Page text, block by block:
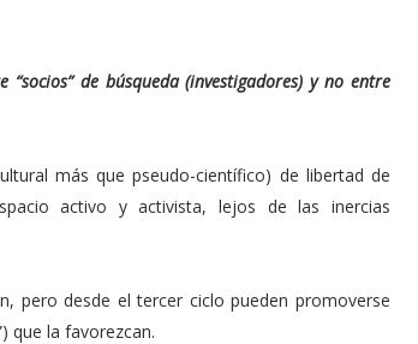
de búsqueda (investigadores) y no entre
más que pseudo-científico) de libertad de
activo y activista, lejos de las inercias
pero desde el tercer ciclo pueden promoverse
que la favorezcan.